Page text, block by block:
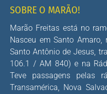
SOBRE O MARÃO!
Marão Freitas está no
Nasceu em Santo
Santo Antônio de Jesus,
106.1 / AM 840) e na
Teve passagens pelas
Transamérica, Nova